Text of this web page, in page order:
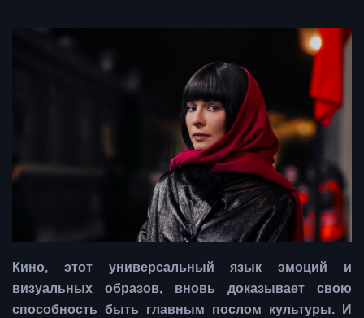
Кино, этот универсальный язык эмоций и
визуальных образов, вновь доказывает свою
способность быть главным послом культуры. И